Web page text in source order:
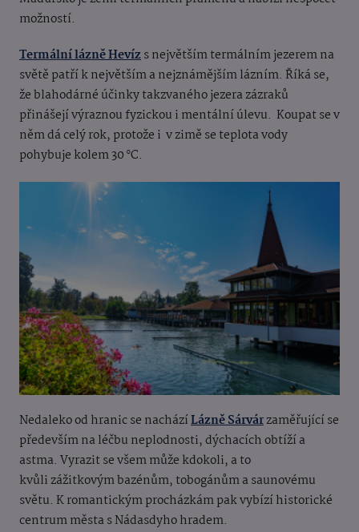
možností.
Termální lázně Hevízs největším termálním jezerem na
světě patří k největším a nejznámějším lázním. Říká se,
že blahodárné účinky takzvaného jezera zázraků
přinášejí výraznou fyzickou i mentální úlevu. Koupat se v
něm dá celý rok, protože i v zimě se teplota vody
pohybuje kolem 30 °C.
Nedaleko od hranic se nacházíLázně Sárvárzaměřující se
především na léčbu neplodnosti, dýchacích obtíží a
astma. Vyrazit se všem může kdokoli, a to
kvůli zážitkovým bazénům, tobogánům a saunovému
světu. K romantickým procházkám pak vybízí historické
centrum města s Nádasdyho hradem.